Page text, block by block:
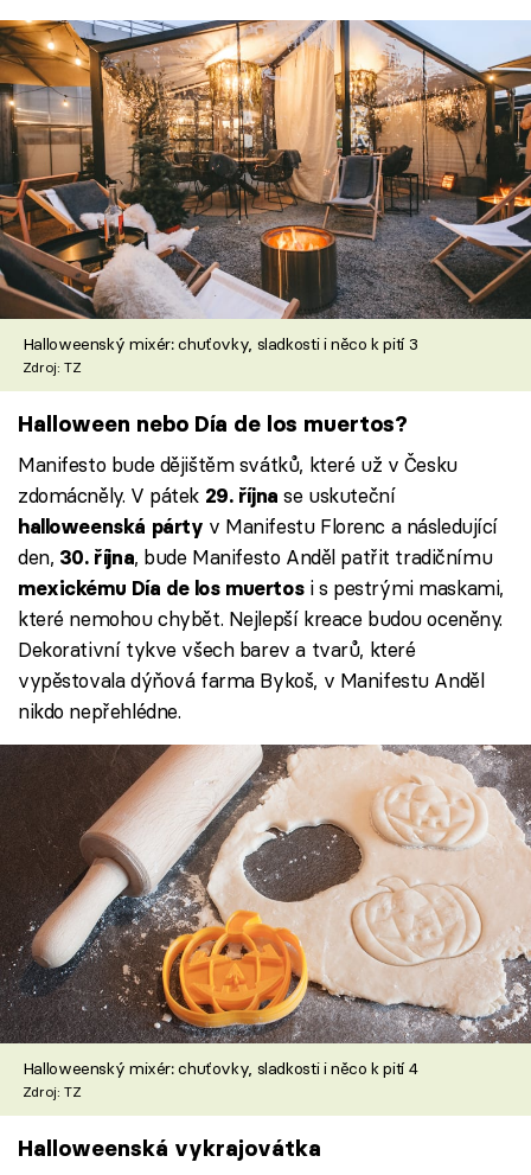
Halloweenský mixér: chuťovky, sladkosti i něco k pití 3
Zdroj: TZ
Halloween nebo Día de los muertos?
Manifesto bude dějištěm svátků, které už v Česku
zdomácněly. V pátek 29. října se uskuteční
halloweenská párty v Manifestu Florenc a následující
den, 30. října, bude Manifesto Anděl patřit tradičnímu
mexickému Día de los muertosi s pestrými maskami,
které nemohou chybět. Nejlepší kreace budou oceněny.
Dekorativní tykve všech barev a tvarů, které
vypěstovala dýňová farma Bykoš, v Manifestu Anděl
nikdo nepřehlédne.
Halloweenský mixér: chuťovky, sladkosti i něco k pití 4
Zdroj: TZ
Halloweenská vykrajovátka